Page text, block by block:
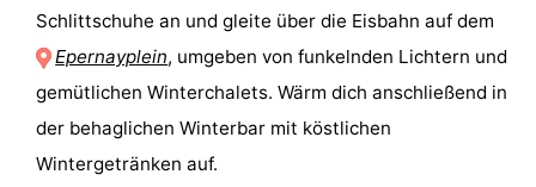
Schlittschuhe an und gleite über die Eisbahn auf dem
Epernayplein, umgeben von funkelnden Lichtern und
gemütlichen Winterchalets. Wärm dich anschließend in
der behaglichen Winterbar mit köstlichen
Wintergetränken auf.